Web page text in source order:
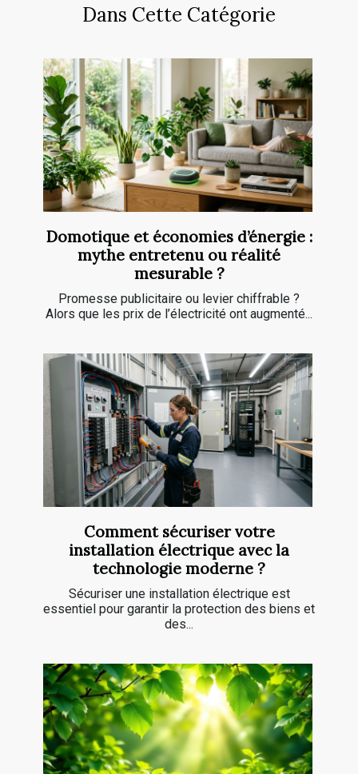
Dans Cette Catégorie
Domotique et économies d’énergie :
mythe entretenu ou réalité
mesurable ?
Promesse publicitaire ou levier chiffrable ?
Alors que les prix de l’électricité ont augmenté...
Comment sécuriser votre
installation électrique avec la
technologie moderne ?
Sécuriser une installation électrique est
essentiel pour garantir la protection des biens et
des...